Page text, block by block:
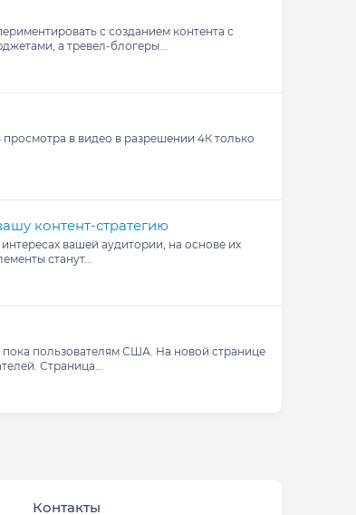
с созданием контента с
а тревел-блогеры...
в видео в разрешении 4К только
контент-стратегию
вашей аудитории, на основе их
станут...
пользователям США. На новой странице
Страница...
Контакты